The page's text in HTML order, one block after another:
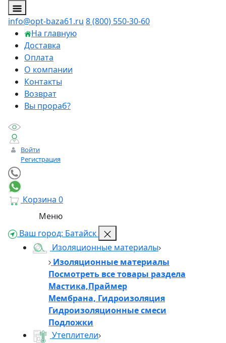
info@opt-baza61.ru 8 (800) 550-30-60
На главную
Доставка
Оплата
О компании
Контакты
Возврат
Вы прораб?
Войти
Регистрация
Корзина 0
Меню
Ваш город: Батайск
Изоляционные материалы
Изоляционные материалы
Посмотреть все товары раздела
Мастика,Праймер
Мембрана, Гидроизоляция
Гидроизоляционные смеси
Подложки
Утеплители